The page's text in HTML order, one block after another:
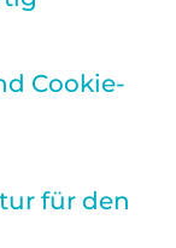
Cookie-
für den